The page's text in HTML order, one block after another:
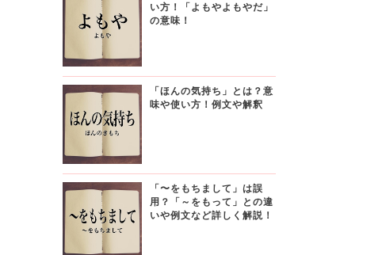
い方！「よもやよもやだ」
の意味！
「ほんの気持ち」とは？意
味や使い方！例文や解釈
「〜をもちまして」は誤
用？「～をもって」との違
いや例文など詳しく解説！